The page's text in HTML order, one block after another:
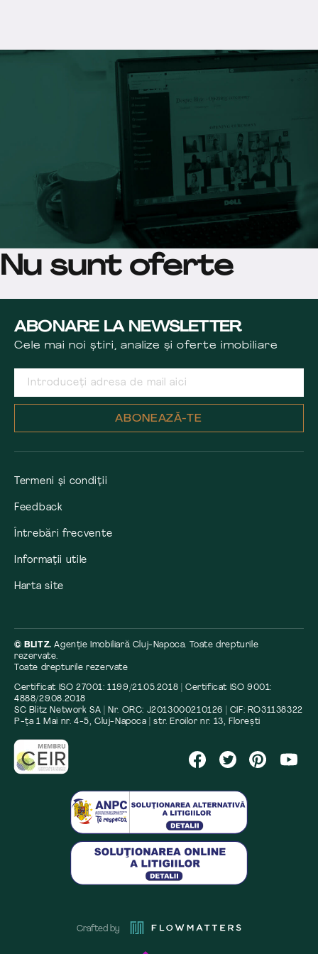
Nu sunt oferte
ABONARE LA NEWSLETTER
Cele mai noi știri, analize și oferte imobiliare
ABONEAZĂ-TE
Termeni și condiții
Feedback
Întrebări frecvente
Informații utile
Harta site
© BLITZ.Agenție Imobiliară Cluj-Napoca. Toate drepturile
rezervate.
Toate drepturile rezervate
Certificat ISO 27001: 1199/21.05.2018 | Certificat ISO 9001:
4888/29.08.2018
SC Blitz Network SA | Nr. ORC: J2013000210126 | CIF: RO31138322
P-ța 1 Mai nr. 4-5, Cluj-Napoca | str. Eroilor nr. 13, Florești
Crafted by